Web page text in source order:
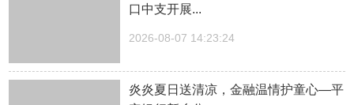
口中支开展...
2026-08-07 14:23:24
炎炎夏日送清凉，金融温情护童心—平